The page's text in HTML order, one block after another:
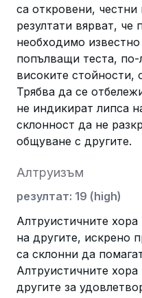
са откровени,
резултати вярват, че
необходимо
попълващи теста,
високите стойности,
Трябва да се
не индикират липса
склонност да не
общуване с другите.
Алтруизъм
резултат: 19 (high)
Aлтруистичните
на другите, искрено
са склонни да
Алтруистичните
другите за